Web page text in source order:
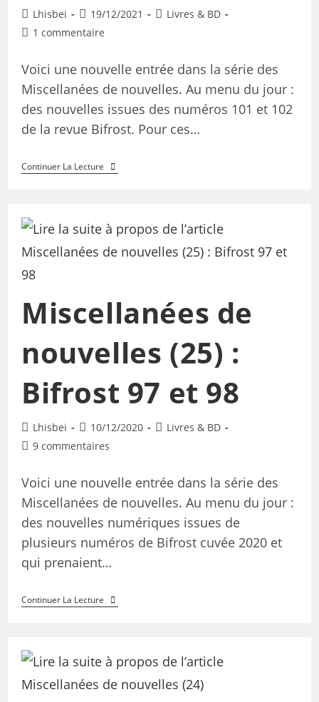
Lhisbei 19/12/2021
Livres & BD
1 commentaire
Voici une nouvelle entrée dans la série des
Miscellanées de nouvelles. Au menu du jour :
des nouvelles issues des numéros 101 et 102
de la revue Bifrost. Pour ces…
Continuer La Lecture
Miscellanées de
nouvelles (25) :
Bifrost 97 et 98
Lhisbei 10/12/2020
Livres & BD
9 commentaires
Voici une nouvelle entrée dans la série des
Miscellanées de nouvelles. Au menu du jour :
des nouvelles numériques issues de
plusieurs numéros de Bifrost cuvée 2020 et
qui prenaient…
Continuer La Lecture